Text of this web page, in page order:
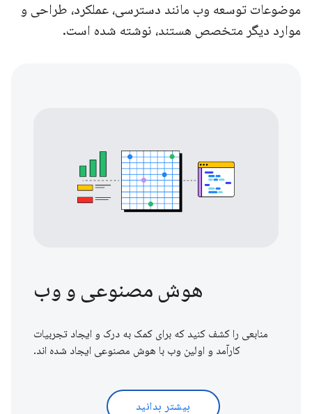
موضوعات توسعه وب مانند دسترسی، عملکرد، طراحی و
موارد دیگر متخصص هستند، نوشته شده است.
هوش مصنوعی و وب
منابعی را کشف کنید که برای کمک به درک و ایجاد تجربیات
کارآمد و اولین وب با هوش مصنوعی ایجاد شده اند.
بیشتر بدانید